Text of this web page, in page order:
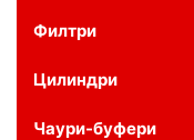
Филтри
Цилиндри
Чаури-буфери